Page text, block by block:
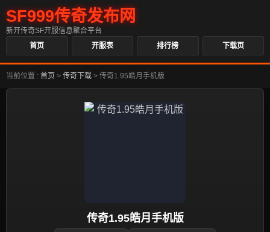
SF999传奇发布网
新开传奇SF开服信息聚合平台
首页
开服表 排行榜 下载页
当前位置 : 首页 > 传奇下载 > 传奇1.95皓月手机版
传奇1.95皓月手机版